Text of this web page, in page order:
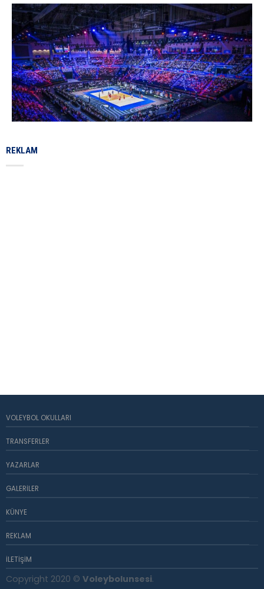
REKLAM
VOLEYBOL OKULLARI
TRANSFERLER
YAZARLAR
GALERILER
KÜNYE
REKLAM
İLETIŞIM
Copyright 2020 © Voleybolunsesi.